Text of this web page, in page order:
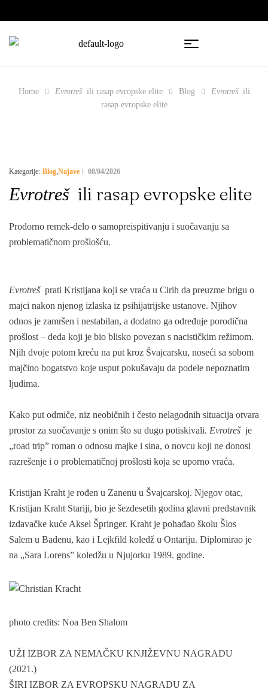
Home Evrotrešili rasap evropske elite Blog Evrotrešili
rasap evropske elite
08/04/2026
Kategorije: Blog,Najave
Evrotrešili rasap evropske elite
Prodorno remek-delo o samopreispitivanju i suočavanju sa
problematičnom prošlošću.
Evrotrešprati Kristijana koji se vraća u Cirih da preuzme brigu o
majci nakon njenog izlaska iz psihijatrijske ustanove. Njihov
odnos je zamršen i nestabilan, a dodatno ga određuje porodična
prošlost – deda koji je bio blisko povezan s nacističkim režimom.
Njih dvoje potom kreću na put kroz Švajcarsku, noseći sa sobom
majčino bogatstvo koje usput pokušavaju da podele nepoznatim
ljudima.
Kako put odmiče, niz neobičnih i često nelagodnih situacija otvara
prostor za suočavanje s onim što su dugo potiskivali. Evrotrešje
„road trip” roman o odnosu majke i sina, o novcu koji ne donosi
razrešenje i o problematičnoj prošlosti koja se uporno vraća.
Kristijan Kraht je rođen u Zanenu u Švajcarskoj. Njegov otac,
Kristijan Kraht Stariji, bio je šezdesetih godina glavni predstavnik
izdavačke kuće Aksel Špringer. Kraht je pohađao školu Šlos
Salem u Badenu, kao i Lejkfild koledž u Ontariju. Diplomirao je
na „Sara Lorens” koledžu u Njujorku 1989. godine.
photo credits: Noa Ben Shalom
UŽI IZBOR ZA NEMAČKU KNJIŽEVNU NAGRADU
(2021.)
ŠIRI IZBOR ZA EVROPSKU NAGRADU ZA